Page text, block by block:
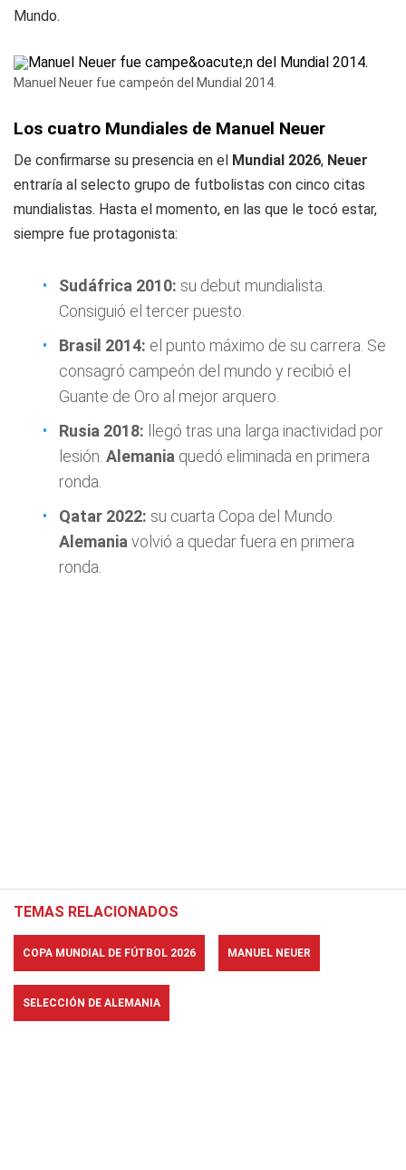
Mundo.
Manuel Neuer fue campeón del Mundial 2014.
Los cuatro Mundiales de Manuel Neuer
De confirmarse su presencia en el Mundial 2026, Neuer
entraría al selecto grupo de futbolistas con cinco citas
mundialistas. Hasta el momento, en las que le tocó estar,
siempre fue protagonista:
Sudáfrica 2010: su debut mundialista.
Consiguió el tercer puesto.
Brasil 2014: el punto máximo de su carrera. Se
consagró campeón del mundo y recibió el
Guante de Oro al mejor arquero.
Rusia 2018: llegó tras una larga inactividad por
lesión. Alemania quedó eliminada en primera
ronda.
Qatar 2022: su cuarta Copa del Mundo.
Alemania volvió a quedar fuera en primera
ronda.
TEMAS RELACIONADOS
COPA MUNDIAL DE FÚTBOL 2026 MANUEL NEUER
SELECCIÓN DE ALEMANIA